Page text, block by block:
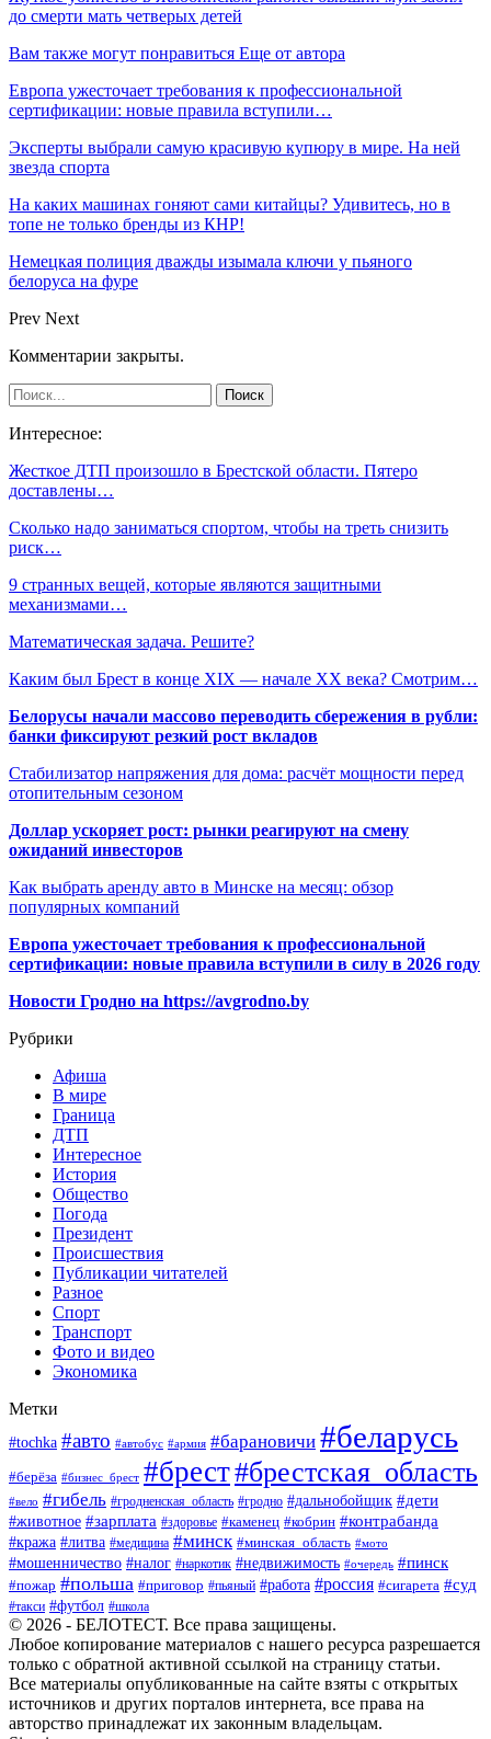
до смерти мать четверых детей
Вам также могут понравиться Еще от автора
Европа ужесточает требования к профессиональной
сертификации: новые правила вступили…
Эксперты выбрали самую красивую купюру в мире. На ней
звезда спорта
На каких машинах гоняют сами китайцы? Удивитесь, но в
топе не только бренды из КНР!
Немецкая полиция дважды изымала ключи у пьяного
белоруса на фуре
Prev Next
Комментарии закрыты.
Интересное:
Жесткое ДТП произошло в Брестской области. Пятеро
доставлены…
Сколько надо заниматься спортом, чтобы на треть снизить
риск…
9 странных вещей, которые являются защитными
механизмами…
Математическая задача. Решите?
Каким был Брест в конце ХІХ — начале ХХ века? Смотрим…
Белорусы начали массово переводить сбережения в рубли:
банки фиксируют резкий рост вкладов
Стабилизатор напряжения для дома: расчёт мощности перед
отопительным сезоном
Доллар ускоряет рост: рынки реагируют на смену
ожиданий инвесторов
Как выбрать аренду авто в Минске на месяц: обзор
популярных компаний
Европа ужесточает требования к профессиональной
сертификации: новые правила вступили в силу в 2026 году
Новости Гродно на https://avgrodno.by
Рубрики
Афиша
В мире
Граница
ДТП
Интересное
История
Общество
Погода
Президент
Происшествия
Публикации читателей
Разное
Спорт
Транспорт
Фото и видео
Экономика
Метки
#tochka #авто #автобус #армия #барановичи #беларусь
#берёза #бизнес_брест #брест#брестская_область
#вело #гибель #гродненская_область #гродно #дальнобойщик #дети
#животное #зарплата #здоровье #каменец #кобрин #контрабанда
#кража #литва #медицина #минск #минская_область #мото
#мошенничество #налог #наркотик #недвижимость #очередь #пинск
#пожар #польша #приговор #пьяный #работа #россия #сигарета #суд
#такси #футбол #школа
© 2026 - БЕЛОТЕСТ. Все права защищены.
Любое копирование материалов с нашего ресурса разрешается
только с обратной активной ссылкой на страницу статьи.
Все материалы опубликованные на сайте взяты с открытых
источников и других порталов интернета, все права на
авторство принадлежат их законным владельцам.